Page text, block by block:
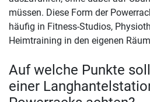
müssen. Diese Form der
häufig in Fitness-Studios,
Heimtraining in den eigenen
Auf welche Punkte
einer